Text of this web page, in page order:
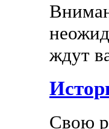
ждут
Свою